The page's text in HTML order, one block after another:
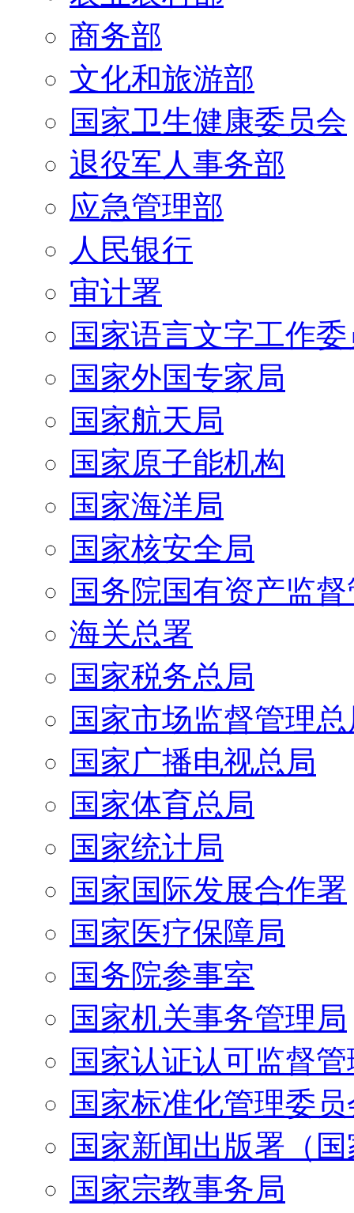
商务部
文化和旅游部
国家卫生健康委员会
退役军人事务部
应急管理部
人民银行
审计署
国家语言文字工作
国家外国专家局
国家航天局
国家原子能机构
国家海洋局
国家核安全局
国务院国有资产监
海关总署
国家税务总局
国家市场监督管理
国家广播电视总局
国家体育总局
国家统计局
国家国际发展合作署
国家医疗保障局
国务院参事室
国家机关事务管理局
国家认证认可监督
国家标准化管理委
国家新闻出版署（
国家宗教事务局